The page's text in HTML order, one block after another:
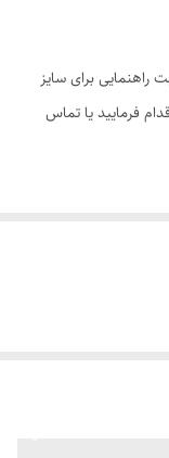
برای سایز
فرمایید یا تماس